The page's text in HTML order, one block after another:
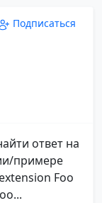
Подписаться
ответ на
примере
Foo